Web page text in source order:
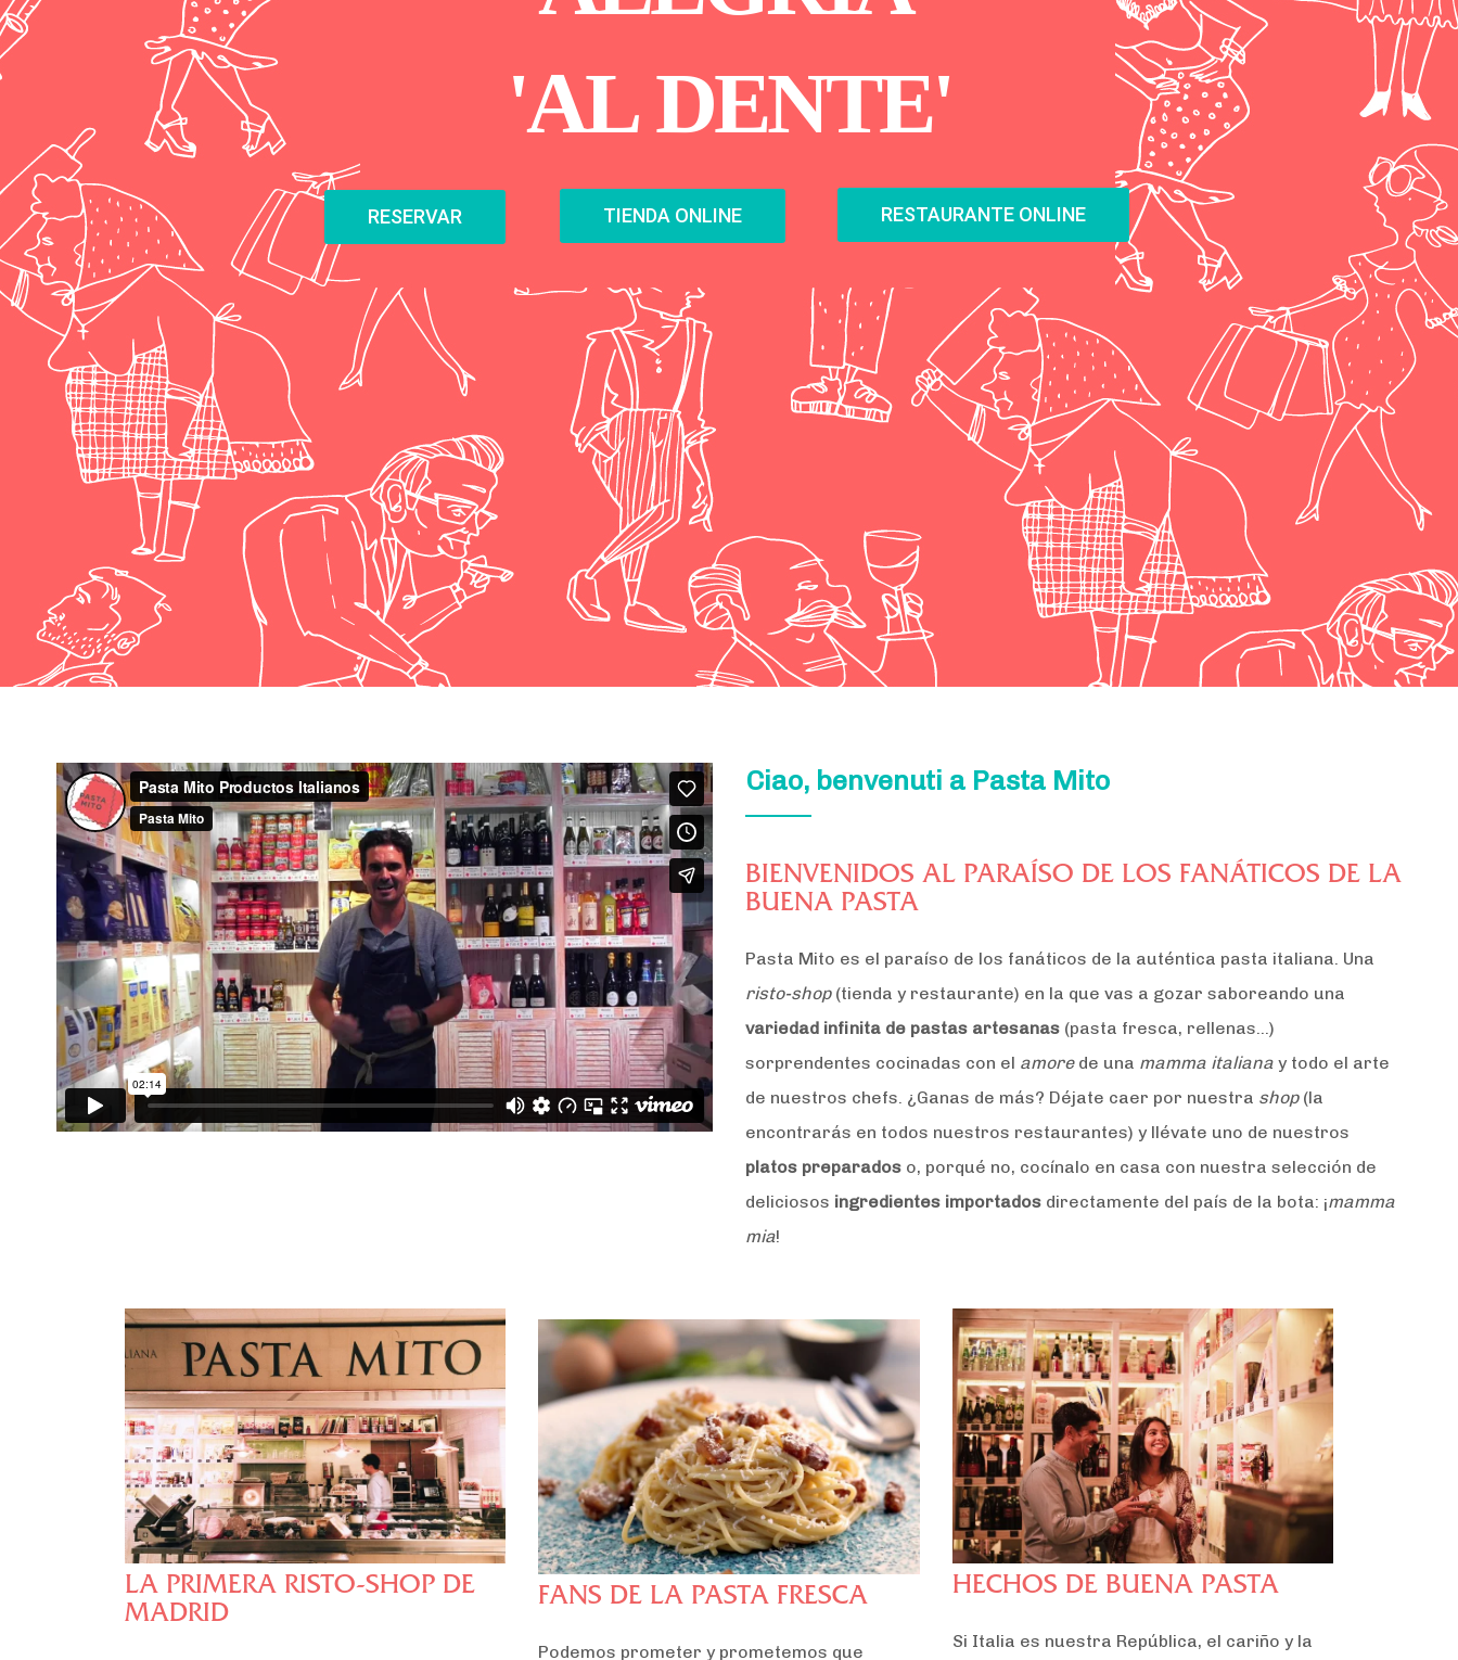
'ALDENTE'
RESERVAR TIENDA ONLINE RESTAURANTE ONLINE
Ciao, benvenuti a Pasta Mito
BIENVENIDOS AL PARAÍSO DE LOS FANÁTICOS DE LA
BUENA PASTA
Pasta Mito es el paraíso de los fanáticos de la auténtica pasta italiana. Una
risto-shop(tienda y restaurante) en la que vas a gozar saboreando una
variedad infinita de pastas artesanas (pasta fresca, rellenas…)
sorprendentes cocinadas con el amorede una mamma italiana y todo el arte
de nuestros chefs. ¿Ganas de más? Déjate caer por nuestra shop(la
encontrarás en todos nuestros restaurantes) y llévate uno de nuestros
platos preparados o, porqué no, cocínalo en casa con nuestra selección de
deliciosos ingredientes importados directamente del país de la bota: ¡mamma
mia!
LA PRIMERA RISTO-SHOP DE
MADRID
FANS DE LA PASTA FRESCA
Podemos prometer y prometemos que
HECHOS DE BUENA PASTA
Si Italia es nuestra República, el cariño y la